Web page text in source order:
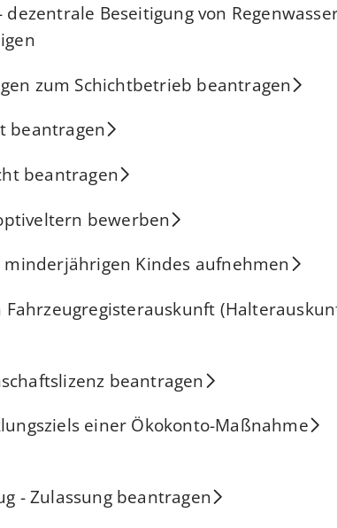
Beseitigung von
zum Schichtbetrieb beantragen
beantragen
beantragen
bewerben
Kindes aufnehmen
Fahrzeugregisterauskunft
beantragen
einer Ökokonto-Maßnahme
- Zulassung beantragen